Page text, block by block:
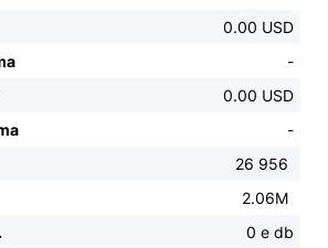
0.00 USD
-
0.00 USD
-
26 956
2.06M
0 e db